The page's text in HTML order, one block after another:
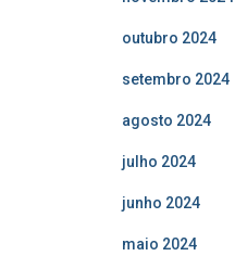
outubro 2024
setembro 2024
agosto 2024
julho 2024
junho 2024
maio 2024